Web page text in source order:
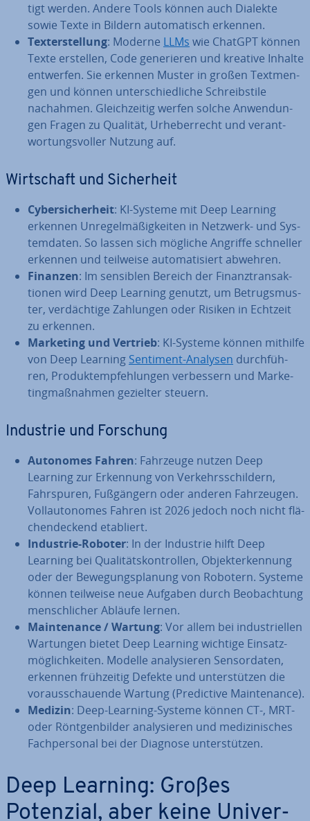
tigt werden. Andere Tools können auch Dialekte
sowie Texte in Bildern au­to­ma­tisch erkennen.
Tex­terstel­lung: Moderne LLMs wie ChatGPT können
Texte erstellen, Code ge­ne­rie­ren und kreative Inhalte
entwerfen. Sie erkennen Muster in großen Text­men­
gen und können un­ter­schied­li­che Schreib­sti­le
nachahmen. Gleich­zei­tig werfen solche An­wen­dun­
gen Fragen zu Qualität, Ur­he­ber­recht und ver­ant­
wor­tungs­vol­ler Nutzung auf.
Wirt­schaft und Si­cher­heit
Cy­ber­si­cher­heit: KI-Systeme mit Deep Learning
erkennen Un­re­gel­mä­ßig­kei­ten in Netzwerk- und Sys­
tem­da­ten. So lassen sich mögliche Angriffe schneller
erkennen und teilweise au­to­ma­ti­siert abwehren.
Finanzen: Im sensiblen Bereich der Fi­nanz­trans­ak­
tio­nen wird Deep Learning genutzt, um Be­trugs­mus­
ter, ver­däch­ti­ge Zahlungen oder Risiken in Echtzeit
zu erkennen.
Marketing und Vertrieb: KI-Systeme können mithilfe
von Deep Learning Sentiment-Analysen durch­füh­
ren, Pro­dukt­emp­feh­lun­gen ver­bes­sern und Mar­ke­
ting­maß­nah­men gezielter steuern.
Industrie und Forschung
Autonomes Fahren: Fahrzeuge nutzen Deep
Learning zur Erkennung von Ver­kehrs­schil­dern,
Fahr­spu­ren, Fuß­gän­gern oder anderen Fahr­zeu­gen.
Voll­au­to­no­mes Fahren ist 2026 jedoch noch nicht flä­
chen­de­ckend etabliert.
Industrie-Roboter: In der Industrie hilft Deep
Learning bei Qua­li­täts­kon­trol­len, Ob­jekt­er­ken­nung
oder der Be­we­gungs­pla­nung von Robotern. Systeme
können teilweise neue Aufgaben durch Be­ob­ach­tung
mensch­li­cher Abläufe lernen.
Main­ten­an­ce / Wartung: Vor allem bei in­dus­tri­el­len
Wartungen bietet Deep Learning wichtige Ein­satz­
mög­lich­kei­ten. Modelle ana­ly­sie­ren Sen­sor­da­ten,
erkennen früh­zei­tig Defekte und un­ter­stüt­zen die
vor­aus­schau­en­de Wartung (Pre­dic­ti­ve Main­ten­an­ce).
Medizin: Deep-Learning-Systeme können CT-, MRT-
oder Rönt­gen­bil­der ana­ly­sie­ren und me­di­zi­ni­sches
Fach­per­so­nal bei der Diagnose un­ter­stüt­zen.
Deep Learning: Großes
Potenzial, aber keine Uni­ver­